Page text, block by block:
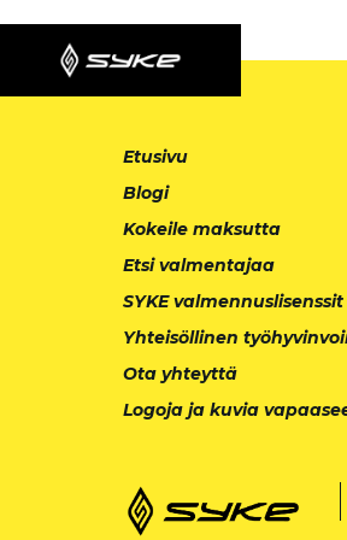
Etusivu
Blogi
Kokeile maksutta
Etsi valmentajaa
SYKE
Yhteisöllinen
Ota yhteyttä
Logoja ja kuvia